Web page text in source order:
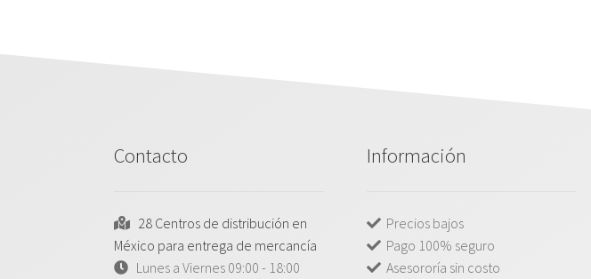
Contacto
28 Centros de distribución en
México para entrega de mercancía
Lunes a Viernes 09:00 - 18:00
Información
Precios bajos
Pago 100% seguro
Asesororía sin costo